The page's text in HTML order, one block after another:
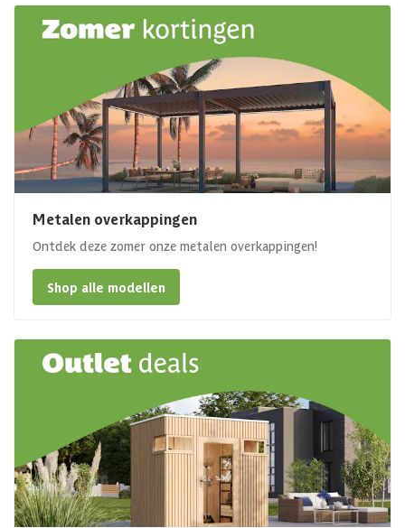
Metalen overkappingen
Ontdek deze zomer onze metalen overkappingen!
Shop alle modellen